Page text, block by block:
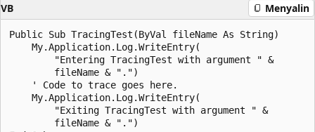
VB Menyalin
Public Sub TracingTest(ByVal fileName As String)
    My.Application.Log.WriteEntry(
        "Entering TracingTest with argument " &
        fileName & ".")
    ' Code to trace goes here.
    My.Application.Log.WriteEntry(
        "Exiting TracingTest with argument " &
        fileName & ".")